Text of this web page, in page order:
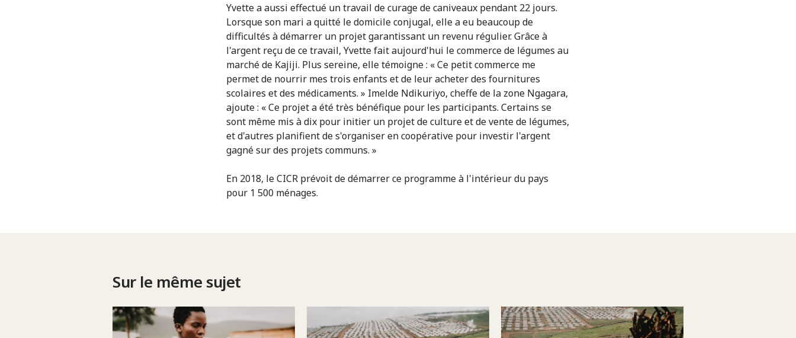
Yvette a aussi effectué un travail de curage de caniveaux pendant 22 jours.
Lorsque son mari a quitté le domicile conjugal, elle a eu beaucoup de
difficultés à démarrer un projet garantissant un revenu régulier. Grâce à
l'argent reçu de ce travail, Yvette fait aujourd'hui le commerce de légumes au
marché de Kajiji. Plus sereine, elle témoigne : « Ce petit commerce me
permet de nourrir mes trois enfants et de leur acheter des fournitures
scolaires et des médicaments. » Imelde Ndikuriyo, cheffe de la zone Ngagara,
ajoute : « Ce projet a été très bénéfique pour les participants. Certains se
sont même mis à dix pour initier un projet de culture et de vente de légumes,
et d'autres planifient de s'organiser en coopérative pour investir l'argent
gagné sur des projets communs. »
En 2018, le CICR prévoit de démarrer ce programme à l'intérieur du pays
pour 1 500 ménages.
Sur le même sujet